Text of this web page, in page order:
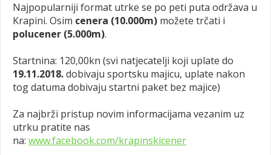
Najpopularniji format utrke se po peti puta održava u
Krapini. Osim cenera (10.000m) možete trčati i
polucener (5.000m).
Startnina: 120,00kn (svi natjecatelji koji uplate do
19.11.2018.dobivaju sportsku majicu, uplate nakon
tog datuma dobivaju startni paket bez majice)
Za najbrži pristup novim informacijama vezanim uz
utrku pratite nas
na: www.facebook.com/krapinskicener